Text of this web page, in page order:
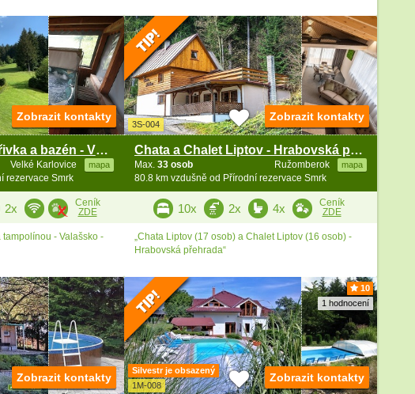
Rodinná chalupa vířivka a bazén - Vsetínská Bečva
Velké Karlovice mapa
rezervace Smrk
Zobrazit kontakty
2x
Ceník
ZDE
- Valašsko -
3S-004
Chata a Chalet Liptov - Hrabovská přehrada
Ružomberok mapa
Max. 33 osob
80.8 km vzdušně od Přírodní rezervace Smrk
Zobrazit kontakty
10x 2x 4x
Ceník
ZDE
„Chata Liptov (17 osob) a Chalet Liptov (16 osob) -
Hrabovská přehrada“
Zobrazit kontakty
10
1 hodnocení
Silvestr je obsazený
1M-008
Zobrazit kontakty